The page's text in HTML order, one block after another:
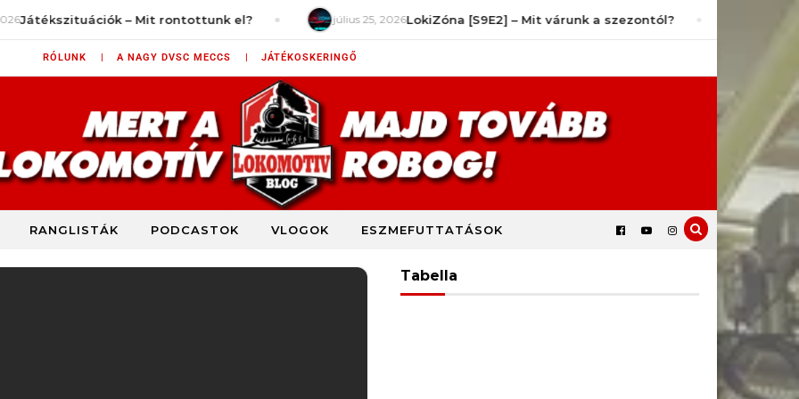
– Mit rontottunk el? július 25, 2026 LokiZóna [S9E2] – Mit várunk a szezontól?
RÓLUNK | A NAGY DVSC MECCS | JÁTÉKOSKERINGŐ
DVSC szurkolói blog
RANGLISTÁK PODCASTOK VLOGOK ESZMEFUTTATÁSOK
Tabella